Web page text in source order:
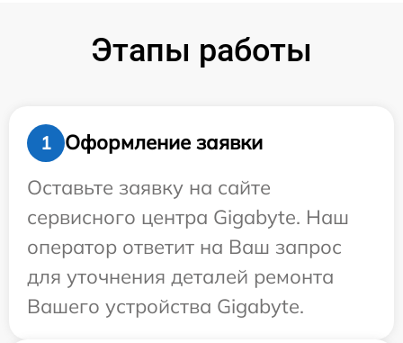
Этапы работы
1
Оформление заявки
Оставьте заявку на сайте
сервисного центра Gigabyte. Наш
оператор ответит на Ваш запрос
для уточнения деталей ремонта
Вашего устройства Gigabyte.